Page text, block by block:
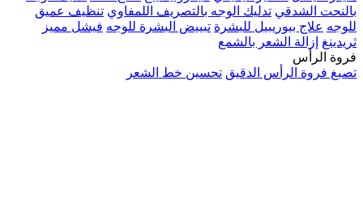
بالنحت الشدقي تدليك الوجه بالتصريف اللمفاوي تنظيف عميق
للوجه علاج بيوريبيل للبشرة تبييض البشرة للوجه فيشل مميز
ثريدينغ إزالة الشعر بالشمع
فروة الرأس
تصبغ فروة الرأس الدقيق تحسين خط الشعر